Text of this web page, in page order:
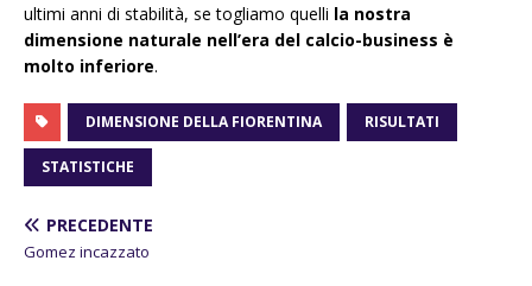
ultimi anni di stabilità, se togliamo quelli la nostra
dimensione naturale nell’era del calcio-business è
molto inferiore.
DIMENSIONE DELLA FIORENTINA RISULTATI
STATISTICHE
PRECEDENTE
Gomez incazzato